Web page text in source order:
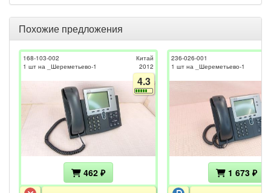
Похожие предложения
168-103-002
1 шт на _Шереметьево-1
Китай
2012
4.3
462 ₽
236-026-001
1 шт на _Шереметьево-1
1 673 ₽